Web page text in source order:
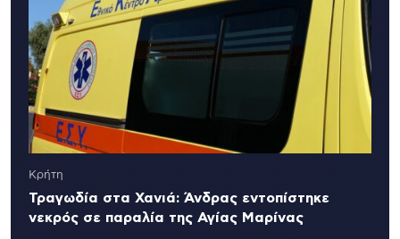
Κρήτη
Τραγωδία στα Χανιά: Άνδρας εντοπίστηκε
νεκρός σε παραλία της Αγίας Μαρίνας